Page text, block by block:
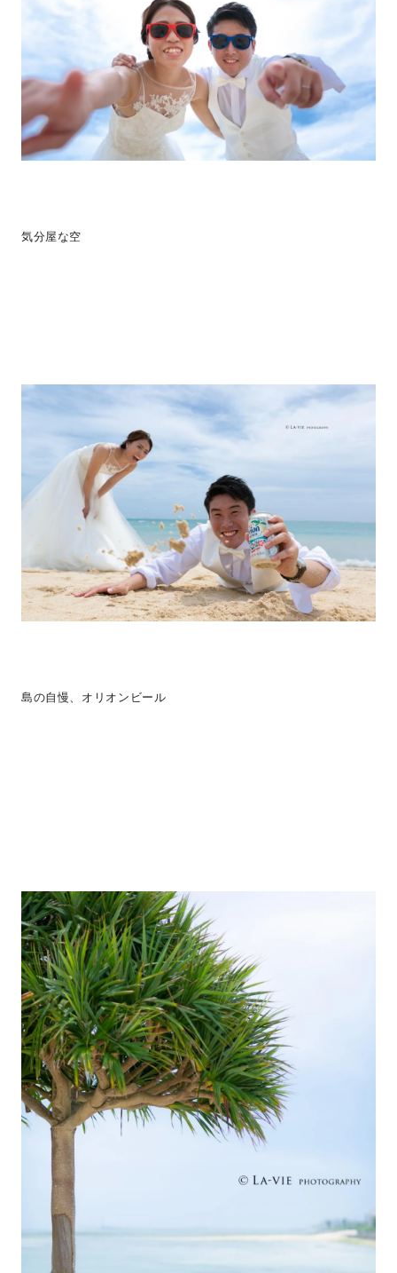
気分屋な空
島の自慢、オリオンビール